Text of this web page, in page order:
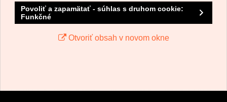
Odoslať
Povoliť a zapamätať - súhlas s druhom cookie:
Funkčné
Otvoriť obsah v novom okne